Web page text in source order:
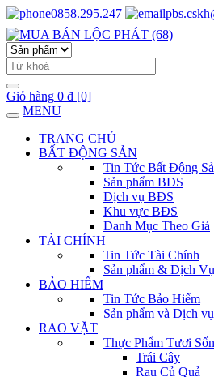
0858.295.247
Giỏ hàng 0 đ [0]
MENU
TRANG CHỦ
BẤT ĐỘNG SẢN
Tin Tức Bất Động
Sản phẩm BĐS
Dịch vụ BĐS
Khu vực BĐS
Danh Mục Theo Giá
TÀI CHÍNH
Tin Tức Tài Chính
Sản phẩm & Dịch
BẢO HIỂM
Tin Tức Bảo Hiểm
Sản phẩm và Dịch
RAO VẶT
Thực Phẩm Tươi
Trái Cây
Rau Củ Quả